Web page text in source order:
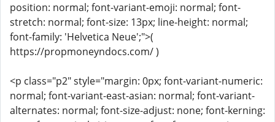
position: normal; font-variant-emoji: normal; font-
stretch: normal; font-size: 13px; line-height: normal;
font-family: 'Helvetica Neue';">(
https://propmoneyndocs.com/ )
<p class="p2" style="margin: 0px; font-variant-numeric:
normal; font-variant-east-asian: normal; font-variant-
alternates: normal; font-size-adjust: none; font-kerning: